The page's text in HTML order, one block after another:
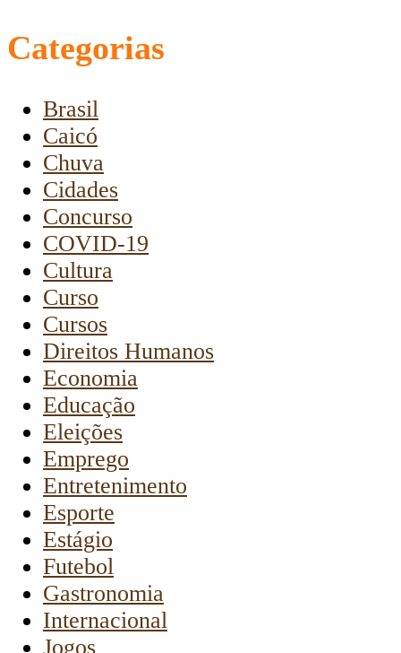
Categorias
Brasil
Caicó
Chuva
Cidades
Concurso
COVID-19
Cultura
Curso
Cursos
Direitos Humanos
Economia
Educação
Eleições
Emprego
Entretenimento
Esporte
Estágio
Futebol
Gastronomia
Internacional
Jogos